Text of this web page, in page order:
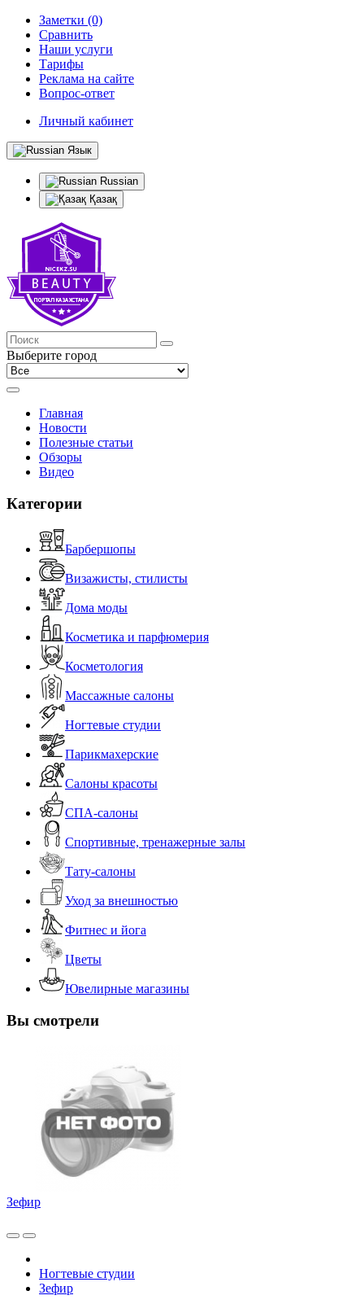
Заметки (0)
Сравнить
Наши услуги
Тарифы
Реклама на сайте
Вопрос-ответ
Личный кабинет
Язык
Russian
Қазақ
Выберите город
Главная
Новости
Полезные статьи
Обзоры
Видео
Категории
Барбершопы
Визажисты, стилисты
Дома моды
Косметика и парфюмерия
Косметология
Массажные салоны
Ногтевые студии
Парикмахерские
Салоны красоты
СПА-салоны
Спортивные, тренажерные залы
Тату-салоны
Уход за внешностью
Фитнес и йога
Цветы
Ювелирные магазины
Вы смотрели
Зефир
Ногтевые студии
Зефир